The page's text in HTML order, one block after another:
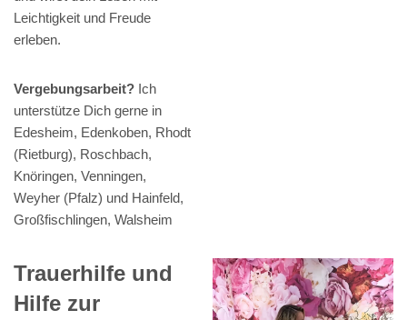
Leichtigkeit und Freude
erleben.
Vergebungsarbeit? Ich
unterstütze Dich gerne in
Edesheim, Edenkoben, Rhodt
(Rietburg), Roschbach,
Knöringen, Venningen,
Weyher (Pfalz) und Hainfeld,
Großfischlingen, Walsheim
Trauerhilfe und
Hilfe zur